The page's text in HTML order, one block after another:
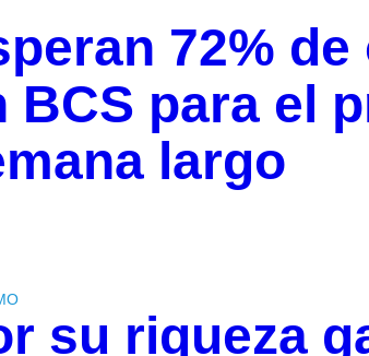
72%
BCS para el
largo
su riqueza